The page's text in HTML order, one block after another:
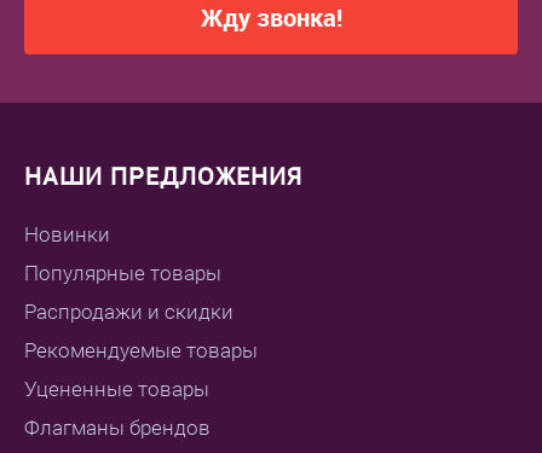
Жду звонка!
НАШИ ПРЕДЛОЖЕНИЯ
Новинки
Популярные товары
Распродажи и скидки
Рекомендуемые товары
Уцененные товары
Флагманы брендов